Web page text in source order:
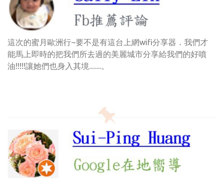
這次的蜜月歐洲行~要不是有這台上網wifi分享器．我們才
能馬上即時的把我們所去過的美麗城市分享給我們的好噴
油!!!!!讓她們也身入其境........。